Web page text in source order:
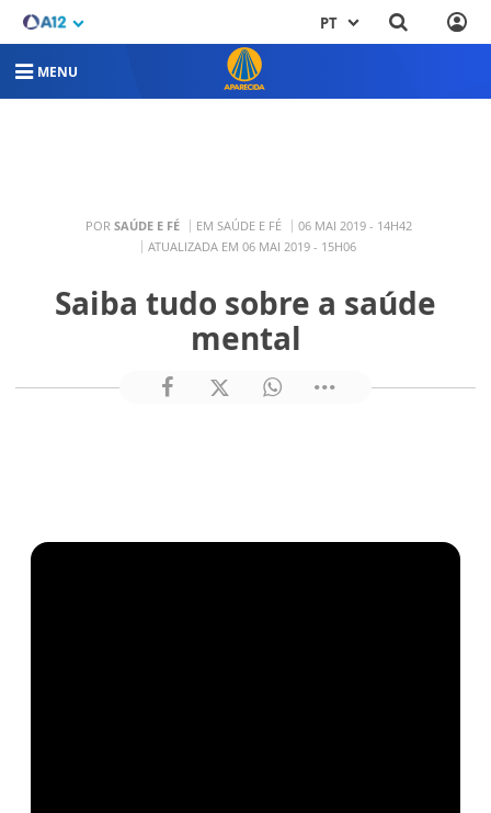
PT
MENU
POR SAÚDE E FÉ EM SAÚDE E FÉ
06 MAI 2019 - 14H42
ATUALIZADA EM 06 MAI 2019 - 15H06
Saiba tudo sobre a saúde
mental